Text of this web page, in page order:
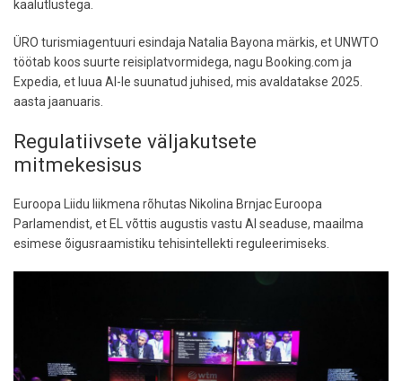
kaalutlustega.
ÜRO turismiagentuuri esindaja Natalia Bayona märkis, et UNWTO
töötab koos suurte reisiplatvormidega, nagu Booking.com ja
Expedia, et luua AI-le suunatud juhised, mis avaldatakse 2025.
aasta jaanuaris.
Regulatiivsete väljakutsete
mitmekesisus
Euroopa Liidu liikmena rõhutas Nikolina Brnjac Euroopa
Parlamendist, et EL võttis augustis vastu AI seaduse, maailma
esimese õigusraamistiku tehisintellekti reguleerimiseks.